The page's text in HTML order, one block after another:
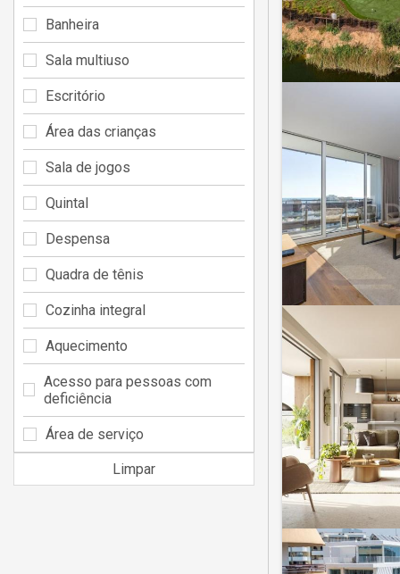
Banheira
Sala multiuso
Escritório
Área das crianças
Sala de jogos
Quintal
Despensa
Quadra de tênis
Cozinha integral
Aquecimento
Acesso para pessoas com
deficiência
Área de serviço
Limpar